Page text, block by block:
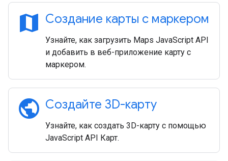
map Создание карты с маркером
Узнайте, как загрузить Maps JavaScript API
и добавить в веб-приложение карту с
маркером.
public Создайте 3D-карту
Узнайте, как создать 3D-карту с помощью
JavaScript API Карт.